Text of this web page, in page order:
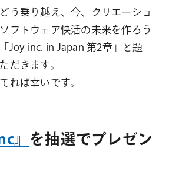
う乗り越え、今、クリエーショ
フトウェア快活の未来を作ろう
Joy inc. in Japan 第2章」と題
だきます。
れば幸いです。
』 を抽選でプレゼン